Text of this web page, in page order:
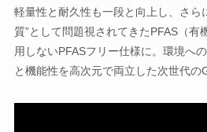
軽量性と耐久性も一段と向上し、さら
質”として問題視されてきたPFAS（有
用しないPFASフリー仕様に。環境へ
と機能性を高次元で両立した次世代の